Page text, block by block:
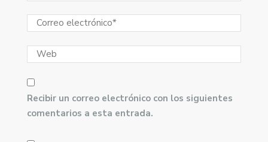
Recibir un correo electrónico con los siguientes
comentarios a esta entrada.